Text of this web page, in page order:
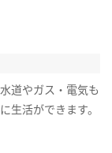
道やガス・電気も
生活ができます。